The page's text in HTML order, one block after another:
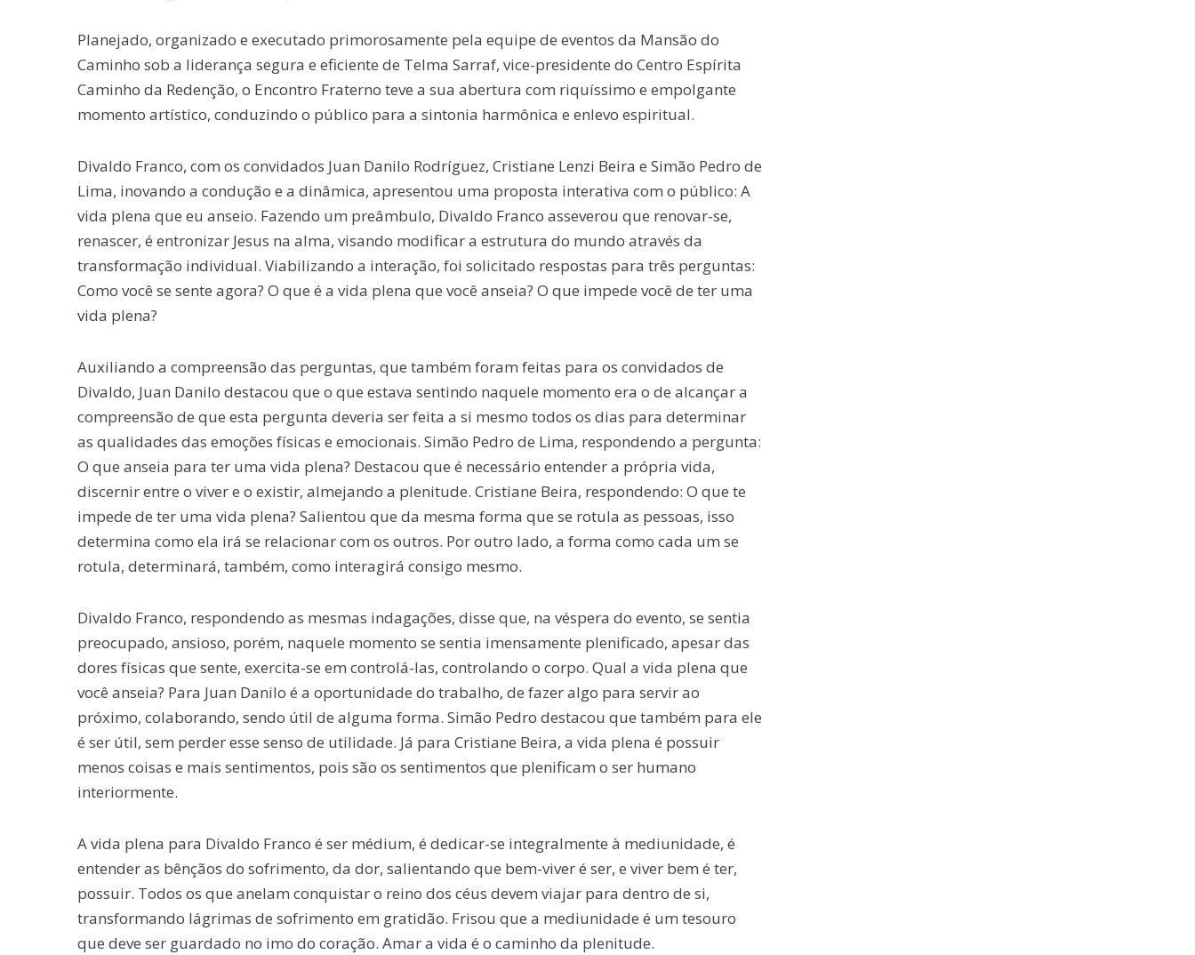
Planejado, organizado e executado primorosamente pela equipe de eventos da Mansão do
Caminho sob a liderança segura e eficiente de Telma Sarraf, vice-presidente do Centro Espírita
Caminho da Redenção, o Encontro Fraterno teve a sua abertura com riquíssimo e empolgante
momento artístico, conduzindo o público para a sintonia harmônica e enlevo espiritual.
Divaldo Franco, com os convidados Juan Danilo Rodríguez, Cristiane Lenzi Beira e Simão Pedro de
Lima, inovando a condução e a dinâmica, apresentou uma proposta interativa com o público: A
vida plena que eu anseio. Fazendo um preâmbulo, Divaldo Franco asseverou que renovar-se,
renascer, é entronizar Jesus na alma, visando modificar a estrutura do mundo através da
transformação individual. Viabilizando a interação, foi solicitado respostas para três perguntas:
Como você se sente agora? O que é a vida plena que você anseia? O que impede você de ter uma
vida plena?
Auxiliando a compreensão das perguntas, que também foram feitas para os convidados de
Divaldo, Juan Danilo destacou que o que estava sentindo naquele momento era o de alcançar a
compreensão de que esta pergunta deveria ser feita a si mesmo todos os dias para determinar
as qualidades das emoções físicas e emocionais. Simão Pedro de Lima, respondendo a pergunta:
O que anseia para ter uma vida plena? Destacou que é necessário entender a própria vida,
discernir entre o viver e o existir, almejando a plenitude. Cristiane Beira, respondendo: O que te
impede de ter uma vida plena? Salientou que da mesma forma que se rotula as pessoas, isso
determina como ela irá se relacionar com os outros. Por outro lado, a forma como cada um se
rotula, determinará, também, como interagirá consigo mesmo.
Divaldo Franco, respondendo as mesmas indagações, disse que, na véspera do evento, se sentia
preocupado, ansioso, porém, naquele momento se sentia imensamente plenificado, apesar das
dores físicas que sente, exercita-se em controlá-las, controlando o corpo. Qual a vida plena que
você anseia? Para Juan Danilo é a oportunidade do trabalho, de fazer algo para servir ao
próximo, colaborando, sendo útil de alguma forma. Simão Pedro destacou que também para ele
é ser útil, sem perder esse senso de utilidade. Já para Cristiane Beira, a vida plena é possuir
menos coisas e mais sentimentos, pois são os sentimentos que plenificam o ser humano
interiormente.
A vida plena para Divaldo Franco é ser médium, é dedicar-se integralmente à mediunidade, é
entender as bênçãos do sofrimento, da dor, salientando que bem-viver é ser, e viver bem é ter,
possuir. Todos os que anelam conquistar o reino dos céus devem viajar para dentro de si,
transformando lágrimas de sofrimento em gratidão. Frisou que a mediunidade é um tesouro
que deve ser guardado no imo do coração. Amar a vida é o caminho da plenitude.